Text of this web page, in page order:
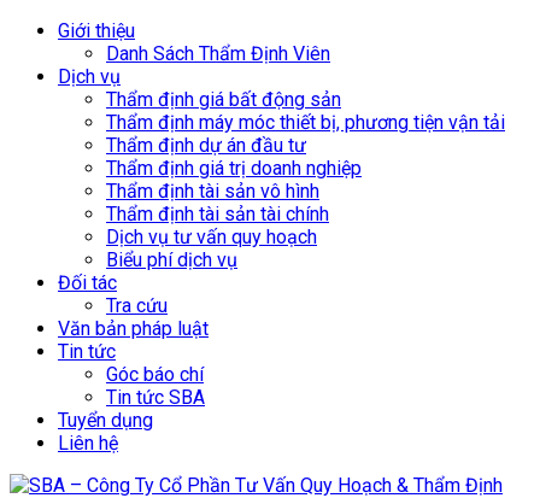
Giới thiệu
Danh Sách Thẩm Định Viên
Dịch vụ
Thẩm định giá bất động sản
Thẩm định máy móc thiết bị, phương tiện vận tải
Thẩm định dự án đầu tư
Thẩm định giá trị doanh nghiệp
Thẩm định tài sản vô hình
Thẩm định tài sản tài chính
Dịch vụ tư vấn quy hoạch
Biểu phí dịch vụ
Đối tác
Tra cứu
Văn bản pháp luật
Tin tức
Góc báo chí
Tin tức SBA
Tuyển dụng
Liên hệ